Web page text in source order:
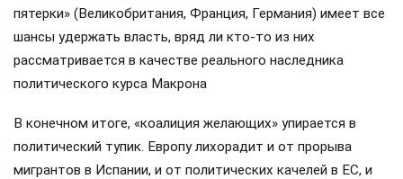
пятерки» (Великобритания, Франция, Германия) имеет все
шансы удержать власть, вряд ли кто-то из них
рассматривается в качестве реального наследника
политического курса Макрона
В конечном итоге, «коалиция желающих» упирается в
политический тупик. Европу лихорадит и от прорыва
мигрантов в Испании, и от политических качелей в ЕС, и